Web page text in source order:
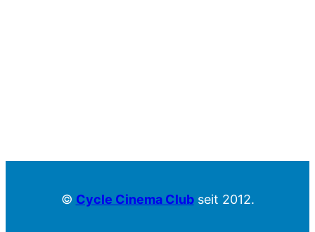
© Cycle Cinema Clubseit 2012.